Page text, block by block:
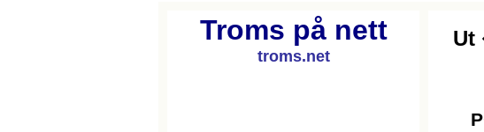
Troms på nett
troms.net
Ut